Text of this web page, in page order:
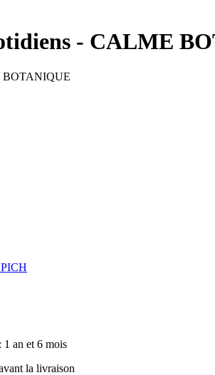
- CALME
an et 6 mois
la livraison